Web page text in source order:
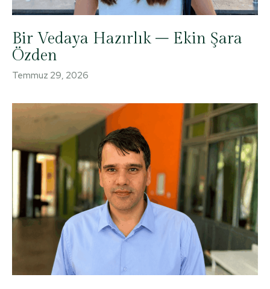
Bir Vedaya Hazırlık – Ekin Şara
Özden
Temmuz 29, 2026